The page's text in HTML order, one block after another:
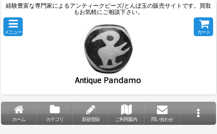
経験豊富な専門家によるアンティークビーズ/とんぼ玉の販売サイトです。買取
もお気軽にご相談下さい。
メニュー カート
ホーム カテゴリ 新規登録 ご利用案内 問い合わせ